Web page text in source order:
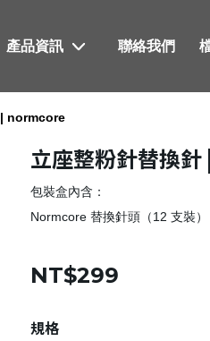
產品資訊 聯絡我們
normcore
立座整粉針替換
包裝盒內含：
Normcore 替換針頭（12 支裝）
NT$299
規格